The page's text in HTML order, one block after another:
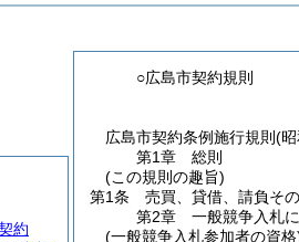
○広島市契約規則
広島市契約条例施行規則(
第1章
総則
(この規則の趣旨)
第1条
売買、貸借、請負そ
第2章
一般競争入札
(一般競争入札参加者の資格
約